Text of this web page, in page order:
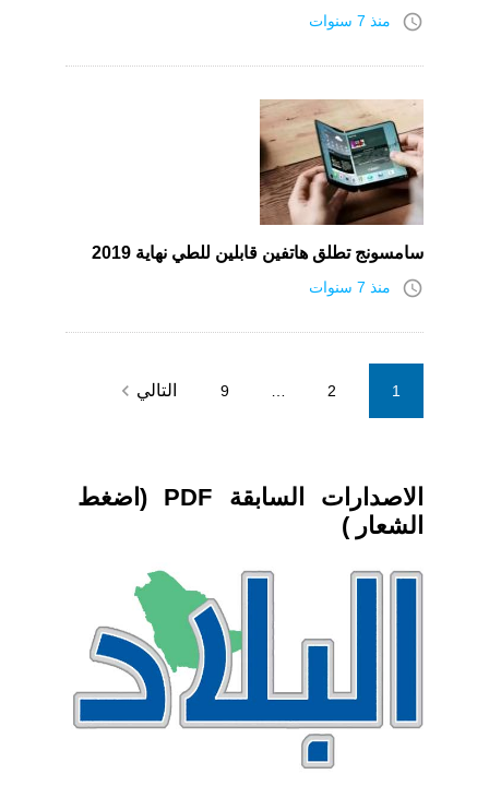
access_time منذ 7 سنوات
سامسونج تطلق هاتفين قابلين للطي نهاية 2019
access_time منذ 7 سنوات
pagination
1
2
9 التالي navigate_next
الاصدارات السابقة PDF (اضغط
الشعار )